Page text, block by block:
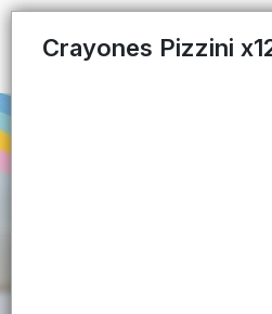
Crayones Pizzini